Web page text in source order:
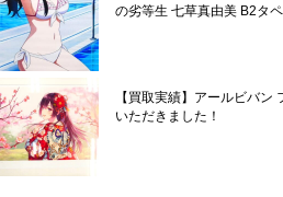
の劣等生 七草真由美 B2タ
【買取実績】アールビバン
いただきました！